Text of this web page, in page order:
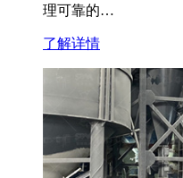
理可靠的…
了解详情